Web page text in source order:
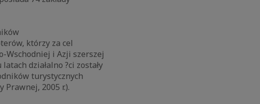
którzy za cel
Wschodniej i Azji szerszej
działalno ?ci zostały
turystycznych
Prawnej, 2005 r.).